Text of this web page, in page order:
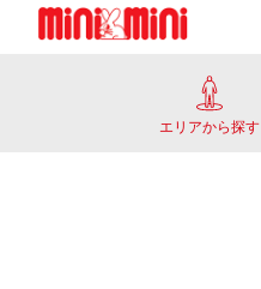
エリアから探す